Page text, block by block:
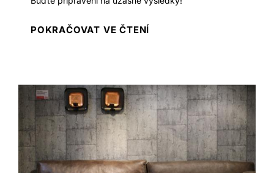
c
h
s
a
n
a
)
POKRAČOVAT VE ČTENÍ
č
e
j
o
v